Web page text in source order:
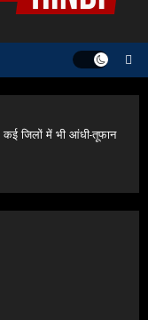
कई जिलों में भी आंधी-तूफान